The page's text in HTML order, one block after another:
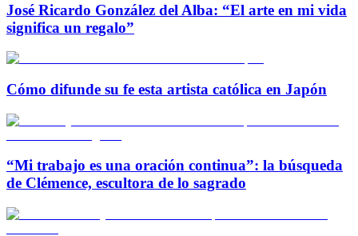
José Ricardo González del Alba: “El arte en mi vida
significa un regalo”
Cómo difunde su fe esta artista católica en Japón
“Mi trabajo es una oración continua”: la búsqueda
de Clémence, escultora de lo sagrado